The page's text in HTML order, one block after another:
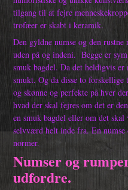
tilgang til at fejre
trofæer er skabt i keramik.
Den gyldne numse og den
uden på og indeni. Begge er
smuk bagdel. Da det heldigvis
smukt. Og da disse to
og skønne og perfekte på hver
hvad der skal fejres om det er
en smuk bagdel eller om det
selvværd helt inde fra. En
normer.
Numser og
udfordre.